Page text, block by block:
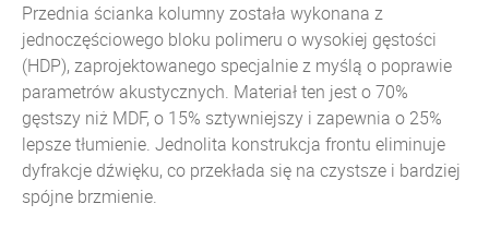
Przednia ścianka kolumny została wykonana z
jednoczęściowego bloku polimeru o wysokiej gęstości
(HDP), zaprojektowanego specjalnie z myślą o poprawie
parametrów akustycznych. Materiał ten jest o 70%
gęstszy niż MDF, o 15% sztywniejszy i zapewnia o 25%
lepsze tłumienie. Jednolita konstrukcja frontu eliminuje
dyfrakcje dźwięku, co przekłada się na czystsze i bardziej
spójne brzmienie.